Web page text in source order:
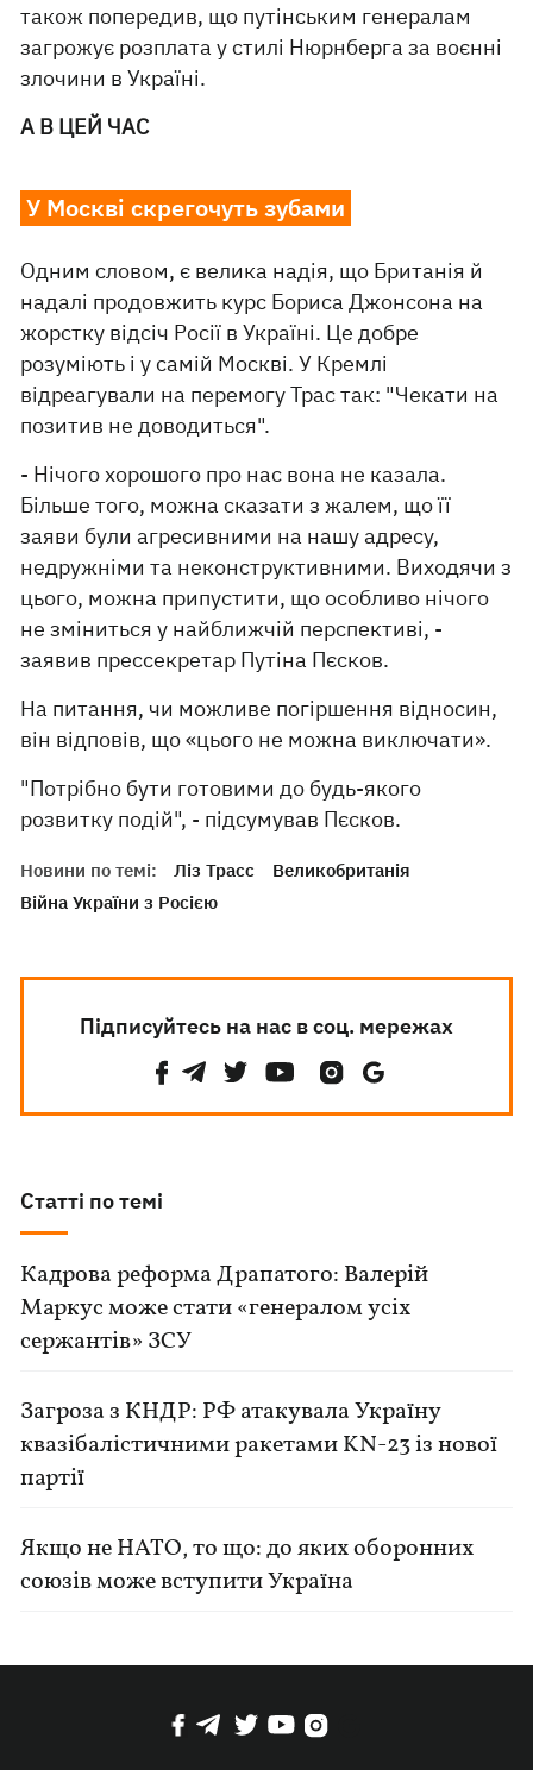
також попередив, що путінським генералам
загрожує розплата у стилі Нюрнберга за воєнні
злочини в Україні.
А В ЦЕЙ ЧАС
У Москві скрегочуть зубами
Одним словом, є велика надія, що Британія й
надалі продовжить курс Бориса Джонсона на
жорстку відсіч Росії в Україні. Це добре
розуміють і у самій Москві. У Кремлі
відреагували на перемогу Трас так: "Чекати на
позитив не доводиться".
- Нічого хорошого про нас вона не казала.
Більше того, можна сказати з жалем, що її
заяви були агресивними на нашу адресу,
недружніми та неконструктивними. Виходячи з
цього, можна припустити, що особливо нічого
не зміниться у найближчій перспективі, -
заявив прессекретар Путіна Пєсков.
На питання, чи можливе погіршення відносин,
він відповів, що «цього не можна виключати».
"Потрібно бути готовими до будь-якого
розвитку подій", - підсумував Пєсков.
Новини по темі: Ліз Трасс
Великобританія
Війна України з Росією
Підписуйтесь на нас в соц. мережах
Статті по темі
Кадрова реформа Драпатого: Валерій
Маркус може стати «генералом усіх
сержантів» ЗСУ
Загроза з КНДР: РФ атакувала Україну
квазібалістичними ракетами KN-23 із нової
партії
Якщо не НАТО, то що: до яких оборонних
союзів може вступити Україна